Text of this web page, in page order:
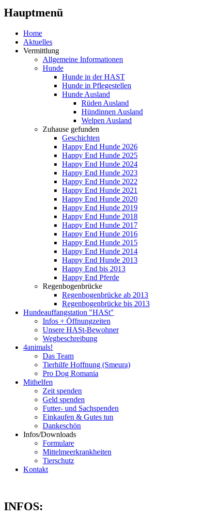
Hauptmenü
Home
Aktuelles
Vermittlung
Allgemeine Informationen
Hunde
Hunde in der HAST
Hunde in Pflegestellen
Hunde Ausland
Rüden Ausland
Hündinnen Ausland
Welpen Ausland
Zuhause gefunden
Geschichten
Happy End Hunde 2026
Happy End Hunde 2025
Happy End Hunde 2024
Happy End Hunde 2023
Happy End Hunde 2022
Happy End Hunde 2021
Happy End Hunde 2020
Happy End Hunde 2019
Happy End Hunde 2018
Happy End Hunde 2017
Happy End Hunde 2016
Happy End Hunde 2015
Happy End Hunde 2014
Happy End Hunde 2013
Happy End bis 2013
Happy End Pferde
Regenbogenbrücke
Regenbogenbrücke ab 2013
Regenbogenbrücke bis 2013
Hundeauffangstation "HASt"
Infos + Öffnungzeiten
Unsere HASt-Bewohner
Wegbeschreibung
4animals!
Das Team
Tierhilfe Hoffnung (Smeura)
Pro Dog Romania
Mithelfen
Zeit spenden
Geld spenden
Futter- und Sachspenden
Einkaufen & Gutes tun
Dankeschön
Infos/Downloads
Formulare
Mittelmeerkrankheiten
Tierschutz
Kontakt
INFOS: